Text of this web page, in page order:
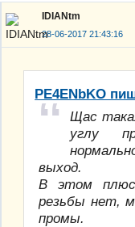
IDIANtm
28-06-2017 21:43:16
PE4ENbKO
Щас
углу
выход.
В этом плюс
резьбы нет,
промы.